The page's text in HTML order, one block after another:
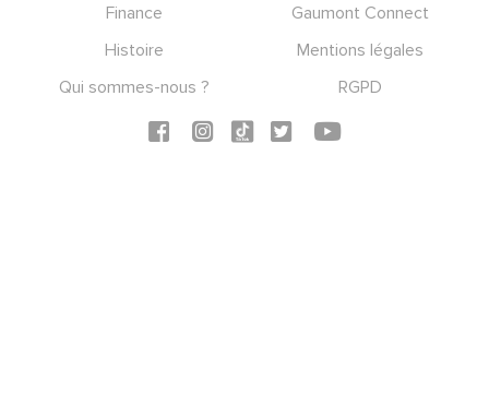
Finance
Gaumont Connect
Histoire
Mentions légales
Qui sommes-nous ?
RGPD
Social icons